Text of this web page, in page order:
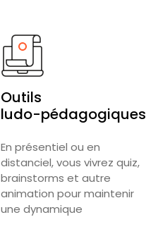
Outils
ludo-pédagogiques
En présentiel ou en
distanciel, vous vivrez quiz,
brainstorms et autre
animation pour maintenir
une dynamique